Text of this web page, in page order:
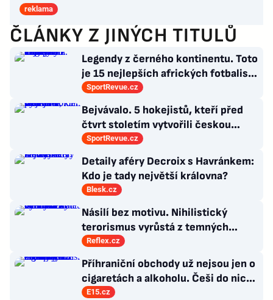
reklama
ČLÁNKY Z JINÝCH TITULŮ
Legendy z černého kontinentu. Toto
je 15 nejlepších afrických fotbalistů
všech dob
SportRevue.cz
Bejvávalo. 5 hokejistů, kteří před
čtvrt stoletím vytvořili českou
kolonii v Ottawě
SportRevue.cz
Detaily aféry Decroix s Havránkem:
Kdo je tady největší královna?
Blesk.cz
Násilí bez motivu. Nihilistický
terorismus vyrůstá z temných
koutů internetu a míří i na malé děti
Reflex.cz
Příhraniční obchody už nejsou jen o
cigaretách a alkoholu. Češi do nich
jezdí nakupovat zcela jiné zboží
E15.cz